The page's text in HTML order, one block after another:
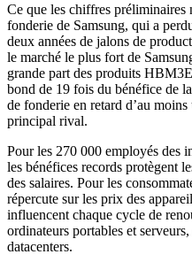
Ce que les chiffres préliminaires
fonderie de Samsung, qui a
deux années de jalons de
le marché le plus fort de
grande part des produits
bond de 19 fois du bénéfice de
de fonderie en retard d’au
principal rival.
Pour les 270 000 employés des
les bénéfices records protègent
des salaires. Pour les
répercute sur les prix des
influencent chaque cycle de
ordinateurs portables et
datacenters.